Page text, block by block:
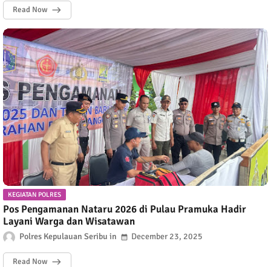
Read Now
KEGIATAN POLRES
Pos Pengamanan Nataru 2026 di Pulau Pramuka Hadir
Layani Warga dan Wisatawan
Polres Kepulauan Seribu December 23, 2025
Read Now